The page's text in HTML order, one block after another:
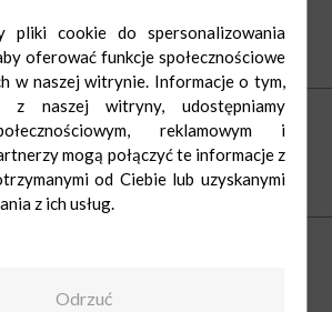
najnowszych promocjach i ciekawych wydarzeniach
pliki cookie do spersonalizowania
oferować funkcje społecznościowe
w naszej witrynie. Informacje o tym,
z naszej witryny, udostępniamy
reklamowym i
mogą połączyć te informacje z
od Ciebie lub uzyskanymi
z ich usług.
Odrzuć